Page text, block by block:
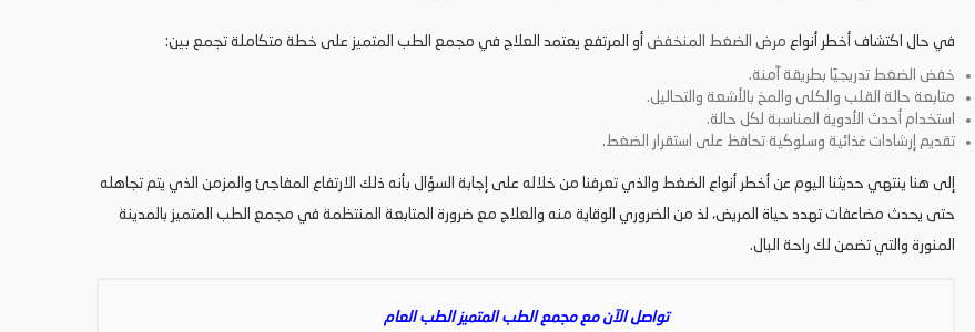
في حال اكتشاف أخطر أنواع مرض الضغط المنخفض أو المرتفع يعتمد العلاج في مجمع الطب المتميز على خطة متكاملة تجمع بين:
خفض الضغط تدريجيًا بطريقة آمنة.
متابعة حالة القلب والكلى والمخ بالأشعة والتحاليل.
استخدام أحدث الأدوية المناسبة لكل حالة.
تقديم إرشادات غذائية وسلوكية تحافظ على استقرار الضغط.
إلى هنا ينتهي حديثنا اليوم عن أخطر أنواع الضغط والذي تعرفنا من خلاله على إجابة السؤال بأنه ذلك الارتفاع المفاجئ والمزمن الذي يتم تجاهله
حتى يحدث مضاعفات تهدد حياة المريض، لذ من الضروري الوقاية منه والعلاج مع ضرورة المتابعة المنتظمة في مجمع الطب المتميز بالمدينة
المنورة والتي تضمن لك راحة البال.
تواصل الآن مع مجمع الطب المتميز الطب العام